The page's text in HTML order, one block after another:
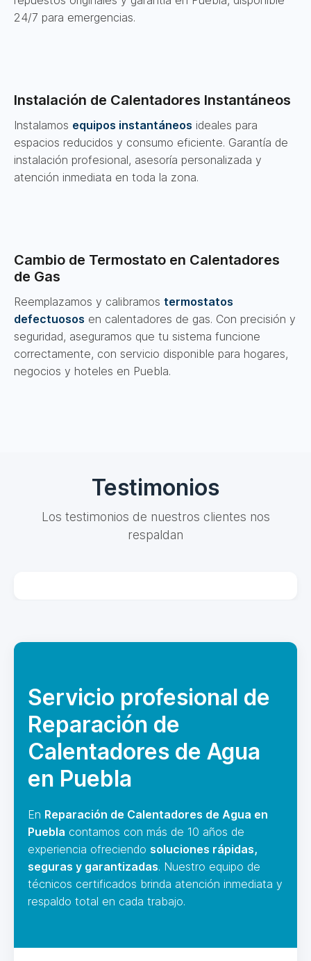
24/7 para emergencias.
Instalación de Calentadores Instantáneos
Instalamos equipos instantáneos ideales para
espacios reducidos y consumo eficiente. Garantía de
instalación profesional, asesoría personalizada y
atención inmediata en toda la zona.
Cambio de Termostato en Calentadores
de Gas
Reemplazamos y calibramos termostatos
defectuosos en calentadores de gas. Con precisión y
seguridad, aseguramos que tu sistema funcione
correctamente, con servicio disponible para hogares,
negocios y hoteles en Puebla.
Testimonios
Los testimonios de nuestros clientes nos
respaldan
Servicio profesional de
Reparación de
Calentadores de Agua
en Puebla
En Reparación de Calentadores de Agua en
Puebla contamos con más de 10 años de
experiencia ofreciendo soluciones rápidas,
seguras y garantizadas. Nuestro equipo de
técnicos certificados brinda atención inmediata y
respaldo total en cada trabajo.